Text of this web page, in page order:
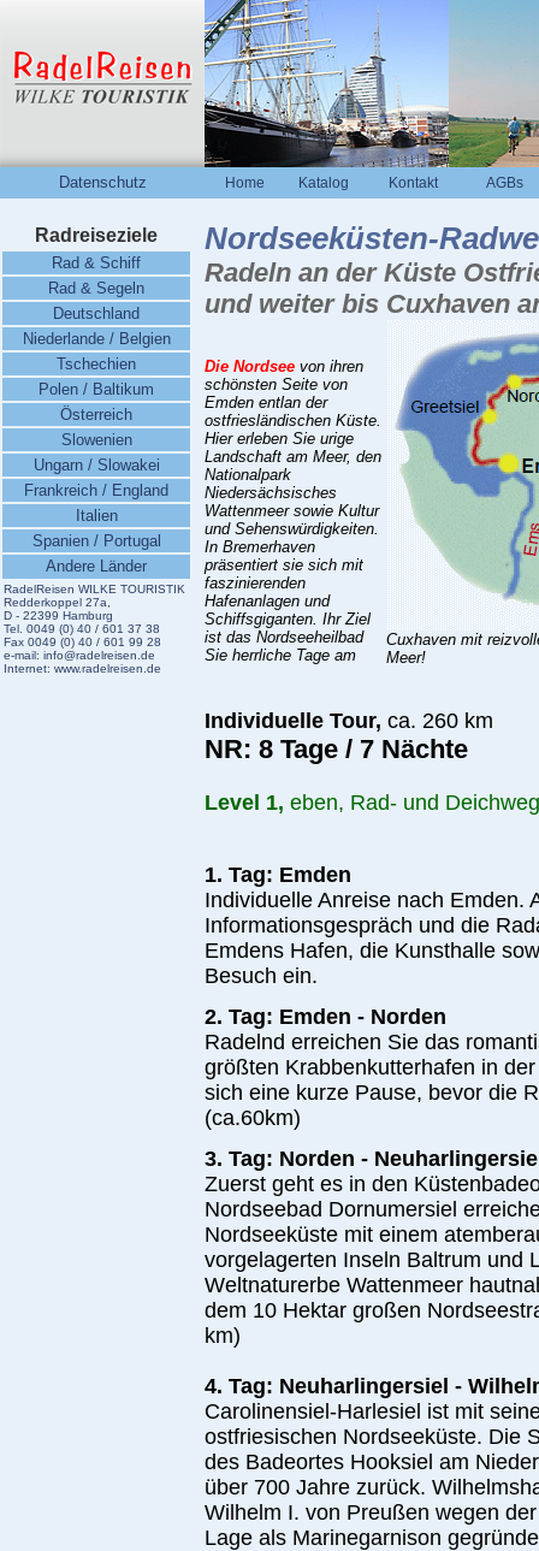
Datenschutz Home Katalog Kontakt AGBs
Radreiseziele
Rad & Schiff
Rad & Segeln
Deutschland
Niederlande / Belgien
Tschechien
Polen / Baltikum
Österreich
Slowenien
Ungarn / Slowakei
Frankreich / England
Italien
Spanien / Portugal
Andere Länder
RadelReisen WILKE TOURISTIK
Redderkoppel 27a,
D - 22399 Hamburg
Tel. 0049 (0) 40 / 601 37 38
Fax 0049 (0) 40 / 601 99 28
e-mail: info@radelreisen.de
Internet: www.radelreisen.de
Nordseeküsten-
Radeln an der Küste
und weiter bis Cuxhaven
Die Nordsee von ihren
schönsten Seite von
Emden entlan der
ostfriesländischen Küste.
Hier erleben Sie urige
Landschaft am Meer, den
Nationalpark
Niedersächsisches
Wattenmeer sowie Kultur
und Sehenswürdigkeiten.
In Bremerhaven
präsentiert sie sich mit
faszinierenden
Hafenanlagen und
Schiffsgiganten. Ihr Ziel
ist das Nordseeheilbad
Sie herrliche Tage am
Cuxhaven mit
Meer!
Individuelle Tour, ca. 260 km
NR: 8 Tage / 7 Nächte
Level 1, eben, Rad- und
1. Tag: Emden
Individuelle Anreise nach Emden.
Informationsgespräch und die
Emdens Hafen, die Kunsthalle
Besuch ein.
2. Tag: Emden - Norden
Radelnd erreichen Sie das
größten Krabbenkutterhafen in
sich eine kurze Pause, bevor die
(ca.­60­km)
3. Tag: Norden -
Zuerst geht es in den
Nordseebad Dornumersiel
Nordseeküste mit einem
vorgelagerten Inseln Baltrum und
Weltnaturerbe Wattenmeer
dem 10 Hektar großen
km)
4. Tag: Neuharlingersiel -
Carolinensiel-Harlesiel ist mit
ostfriesischen Nordseeküste. Die
des Badeortes Hooksiel am
über 700 Jahre zurück.
Wilhelm I. von Preußen wegen
Lage als Marinegarnison